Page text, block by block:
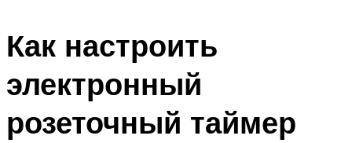
Как настроить
электронный
розеточный таймер